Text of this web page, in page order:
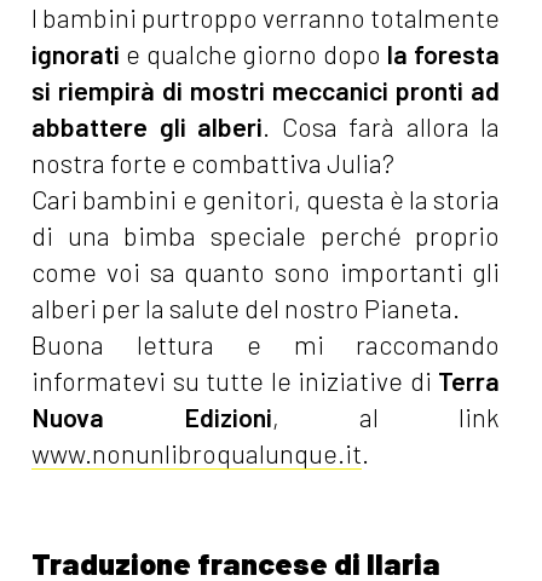
I bambini purtroppo verranno totalmente
ignorati e qualche giorno dopo la foresta
si riempirà di mostri meccanici pronti ad
abbattere gli alberi . Cosa farà allora la
nostra forte e combattiva Julia?
Cari bambini e genitori, questa è la storia
di una bimba speciale perché proprio
come voi sa quanto sono importanti gli
alberi per la salute del nostro Pianeta.
Buona lettura e mi raccomando
informatevi su tutte le iniziative di Terra
Nuova Edizioni, al link
www.nonunlibroqualunque.it
Traduzione francese di Ilaria